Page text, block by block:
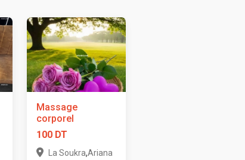
Massage
corporel
100 DT
La Soukra,Ariana